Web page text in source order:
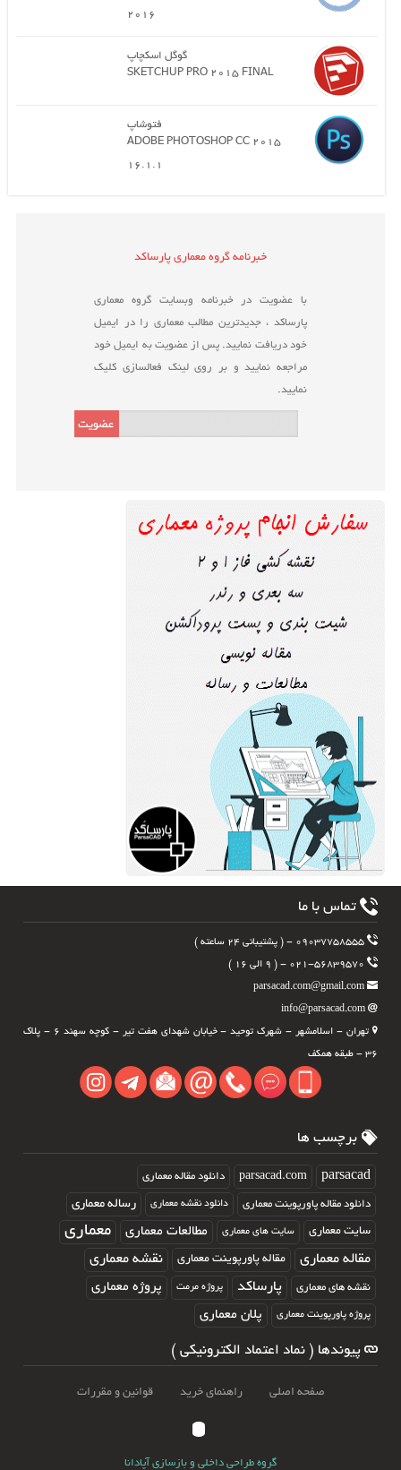
2016
گوگل اسکچاپ
SKETCHUP PRO 2015 FINAL
فتوشاپ
ADOBE PHOTOSHOP CC 2015
16.1.1
خبرنامه گروه معماری پارساکد
با عضویت در خبرنامه وبسایت گروه معماری
پارساکد ، جدیدترین مطالب معماری را در ایمیل
خود دریافت نمایید. پس از عضویت به ایمیل خود
مراجعه نمایید و بر روی لینک فعالسازی کلیک
نمایید.
تماس با ما
۰۹۰۳۷۷۵۸۵۵۵ - ( پشتیبانی ۲۴ ساعته )
parsacad.com@gmail.com
info@parsacad.com
تهران - اسلامشهر - شهرک توحید - خیابان شهدای هفت تیر - کوچه سهند ۶ - پلاک
۳۶ - طبقه همکف
برچسب ها
parsacad
parsacad.com دانلود مقاله معماری
دانلود مقاله پاورپوینت معماری دانلود نقشه معماری رساله معماری
سایت معماری سایت های معماری مطالعات معماری معماری
مقاله معماری مقاله پاورپوینت معماری نقشه معماری
نقشه های معماری پارساکد پروژه مرمت پروژه معماری
پروژه پاورپوینت معماری پلان معماری
پیوندها ( نماد اعتماد الکترونیکی )
صفحه اصلی راهنمای خرید قوانین و مقررات
گروه طراحی داخلی و بازسازی آپادانا